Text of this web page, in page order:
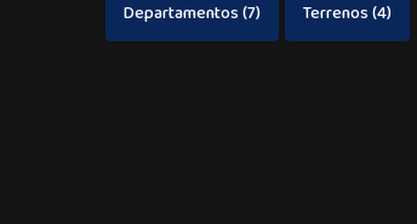
Departamentos(7) Terrenos(4)